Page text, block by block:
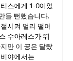
스에게 1-0이었
들 뻔했습니다.
시켜 멀리 떨어
수아레스가 뛰
만 이 공은 달랐
야에서는